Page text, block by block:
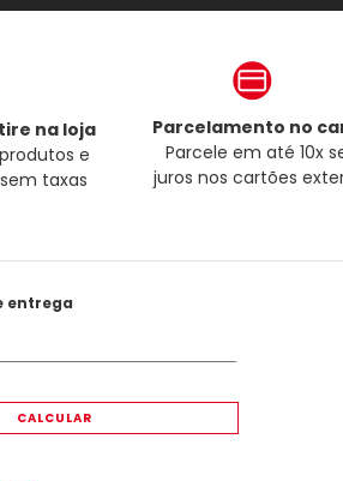
na loja
e
taxas
Parcelamento no
Parcele em até 10x
juros nos cartões